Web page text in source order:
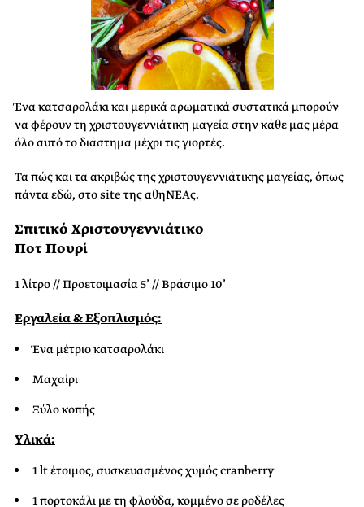
Ένα κατσαρολάκι και μερικά αρωματικά συστατικά μπορούν
να φέρουν τη χριστουγεννιάτικη μαγεία στην κάθε μας μέρα
όλο αυτό το διάστημα μέχρι τις γιορτές.
Τα πώς και τα ακριβώς της χριστουγεννιάτικης μαγείας, όπως
πάντα εδώ, στο site της αθηΝΕΑς.
Σπιτικό Χριστουγεννιάτικο
Ποτ Πουρί
1 λίτρο // Προετοιμασία 5’ // Βράσιμο 10’
Εργαλεία & Εξοπλισμός:
Ένα μέτριο κατσαρολάκι
Μαχαίρι
Ξύλο κοπής
Υλικά:
1 lt έτοιμος, συσκευασμένος χυμός cranberry
1 πορτοκάλι με τη φλούδα, κομμένο σε ροδέλες